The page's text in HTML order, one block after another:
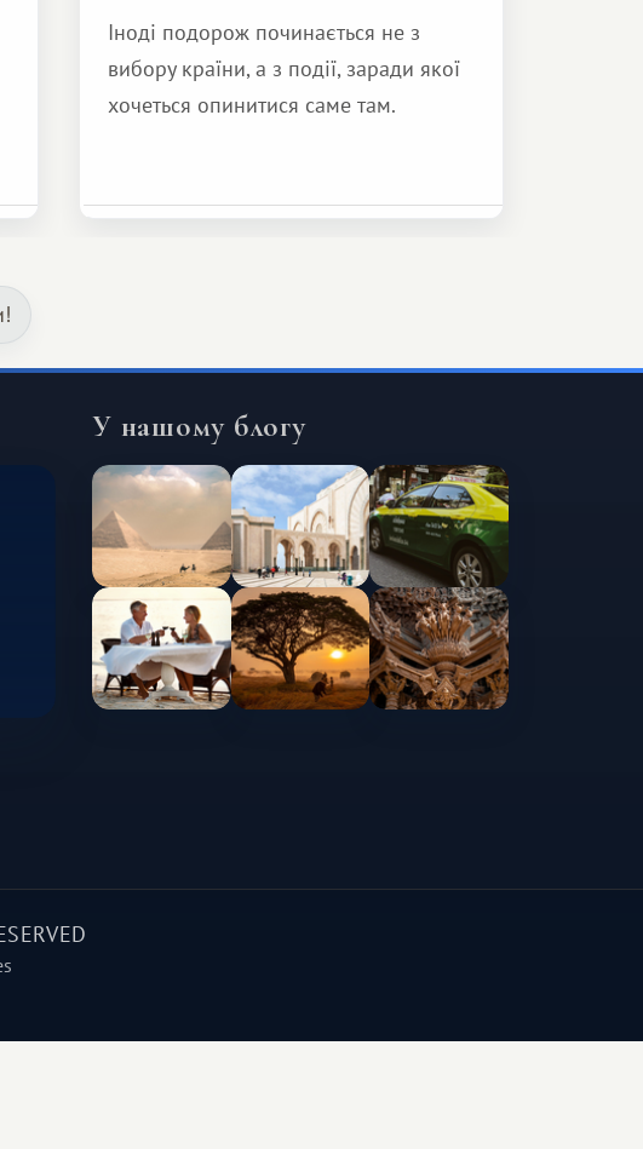
Іноді подорож починається не з
вибору країни, а з події, заради якої
хочеться опинитися саме там.
У нашому блогу